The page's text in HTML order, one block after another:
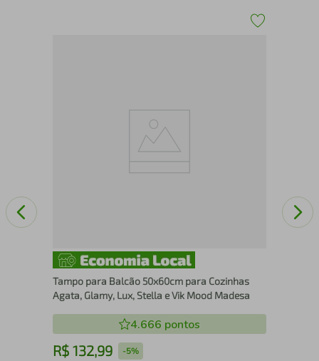
Tampo para Balcão 50x60cm para Cozinhas
Agata, Glamy, Lux, Stella e Vik Mood Madesa
4.666 pontos
R$ 132,99 -5%